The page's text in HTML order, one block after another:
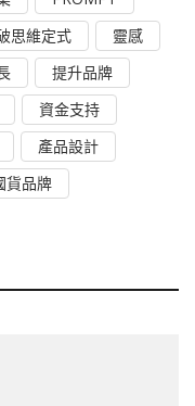
思維定式
靈感
提升品牌
資金支持
產品設計
貨品牌